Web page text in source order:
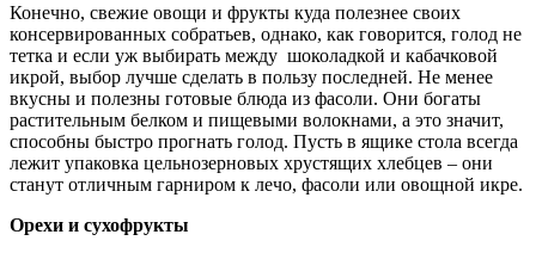
Конечно, свежие овощи и фрукты куда полезнее своих
консервированных собратьев, однако, как говорится, голод не
тетка и если уж выбирать между шоколадкой и кабачковой
икрой, выбор лучше сделать в пользу последней. Не менее
вкусны и полезны готовые блюда из фасоли. Они богаты
растительным белком и пищевыми волокнами, а это значит,
способны быстро прогнать голод. Пусть в ящике стола всегда
лежит упаковка цельнозерновых хрустящих хлебцев – они
станут отличным гарниром к лечо, фасоли или овощной икре.
Орехи и сухофрукты